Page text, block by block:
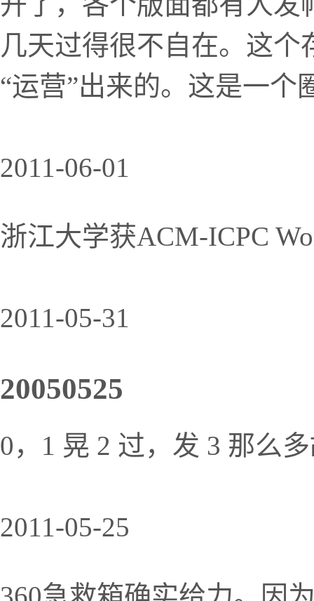
几天过得很不自在。这
“运营”出来的。这是一个
2011-06-01
浙江大学获ACM-ICPC
2011-05-31
20050525
0，1 晃 2 过，发 3 那么
2011-05-25